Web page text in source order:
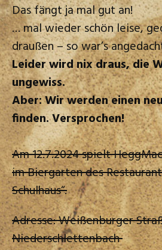
Das fängt ja mal gut an!
… mal wieder schön leise,
draußen – so war’s
Leider wird nix draus, die
ungewiss.
Aber: Wir werden einen
finden. Versprochen!
Am 12.7.2024 spielt
im Biergarten des
Schulhaus“.
Adresse: Weißenburger
Niederschlettenbach